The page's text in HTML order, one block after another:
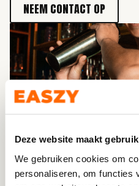
Deze website maakt
We gebruiken cookies om
personaliseren, om functies
NEEM CONTACT OP